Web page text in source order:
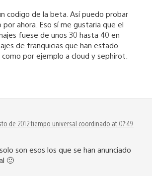
codigo de la beta. Así puedo probar
ahora. Eso sí me gustaria que el
fuese de unos 30 hasta 40 en
de franquicias que han estado
por ejemplo a cloud y sephirot.
de 2012 tiempo universal coordinado at 07:49
son esos los que se han anunciado
🙂